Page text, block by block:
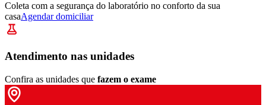
Coleta com a segurança do laboratório no conforto da sua
casaAgendar domiciliar
Atendimento nas unidades
Confira as unidades que fazem o exame